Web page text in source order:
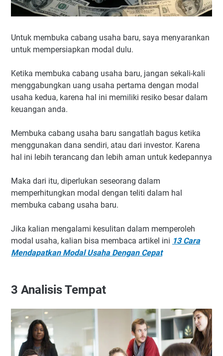
Untuk membuka cabang usaha baru, saya menyarankan
untuk mempersiapkan modal dulu.
Ketika membuka cabang usaha baru, jangan sekali-kali
menggabungkan uang usaha pertama dengan modal
usaha kedua, karena hal ini memiliki resiko besar dalam
keuangan anda.
Membuka cabang usaha baru sangatlah bagus ketika
menggunakan dana sendiri, atau dari investor. Karena
hal ini lebih terancang dan lebih aman untuk kedepannya
Maka dari itu, diperlukan seseorang dalam
memperhitungkan modal dengan teliti dalam hal
membuka cabang usaha baru.
Jika kalian mengalami kesulitan dalam memperoleh
modal usaha, kalian bisa membaca artikel ini 13 Cara
Mendapatkan Modal Usaha Dengan Cepat
3 Analisis Tempat